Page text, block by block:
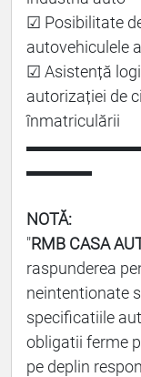
☑ Posibilitate
autovehiculele
☑ Asistență
autorizației de
înmatriculării
▬▬▬▬
NOTĂ:
"RMB CASA
raspunderea
neintentionate
specificatiile
obligatii ferme
pe deplin